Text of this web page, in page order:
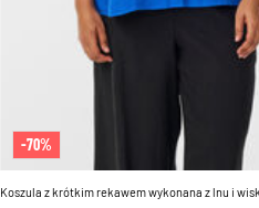
-70%
Koszula z krótkim rekawem wykonana z lnu i